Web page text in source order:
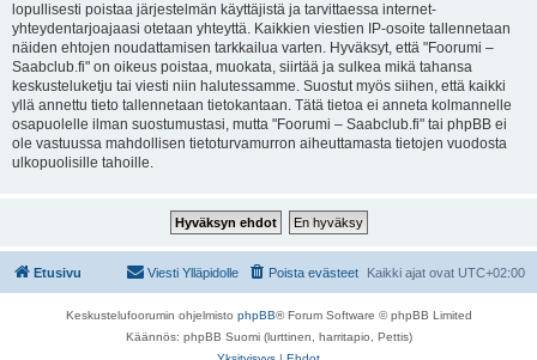
lopullisesti poistaa järjestelmän käyttäjistä ja tarvittaessa internet-
yhteydentarjoajaasi otetaan yhteyttä. Kaikkien viestien IP-osoite tallennetaan
näiden ehtojen noudattamisen tarkkailua varten. Hyväksyt, että "Foorumi –
Saabclub.fi" on oikeus poistaa, muokata, siirtää ja sulkea mikä tahansa
keskusteluketju tai viesti niin halutessamme. Suostut myös siihen, että kaikki
yllä annettu tieto tallennetaan tietokantaan. Tätä tietoa ei anneta kolmannelle
osapuolelle ilman suostumustasi, mutta "Foorumi – Saabclub.fi" tai phpBB ei
ole vastuussa mahdollisen tietoturvamurron aiheuttamasta tietojen vuodosta
ulkopuolisille tahoille.
Etusivu Kaikki ajat ovat UTC+02:00
Poista evästeet
Viesti Ylläpidolle
Keskustelufoorumin ohjelmisto phpBB® Forum Software © phpBB Limited
Käännös: phpBB Suomi (lurttinen, harritapio, Pettis)